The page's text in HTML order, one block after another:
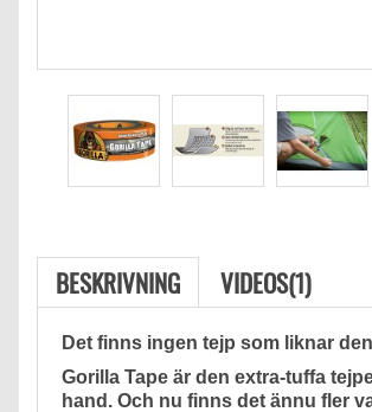
BESKRIVNING VIDEOS(1)
Det finns ingen tejp som liknar
Gorilla Tape är den extra-tuffa
hand. Och nu finns det ännu fler